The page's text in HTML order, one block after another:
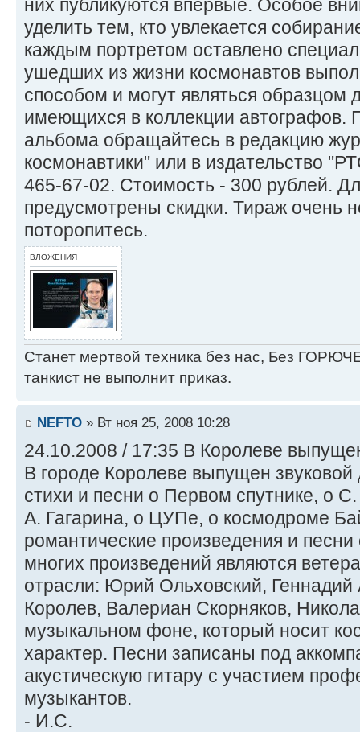
них публикуются впервые. Особое
уделить тем, кто увлекается
каждым портретом оставлено
ушедших из жизни космонавтов
способом и могут являться образцом
имеющихся в коллекции автографов.
альбома обращайтесь в редакцию
космонавтики" или в издательство
465-67-02. Стоимость - 300 рублей.
предусмотрены скидки. Тираж очень
поторопитесь.
ВЛОЖЕНИЯ
Станет мертвой техника без нас, Без
танкист не выполнит приказ.
NEFTO » Вт ноя 25, 2008 10:28
24.10.2008 / 17:35 В Королеве
В городе Королеве выпущен
стихи и песни о Первом спутнике, о
А. Гагарина, о ЦУПе, о космодроме
романтические произведения и
многих произведений являются
отрасли: Юрий Ольховский,
Королев, Валериан Скорняков,
музыкальном фоне, который носит
характер. Песни записаны под
акустическую гитару с участием
музыкантов.
- И.С.